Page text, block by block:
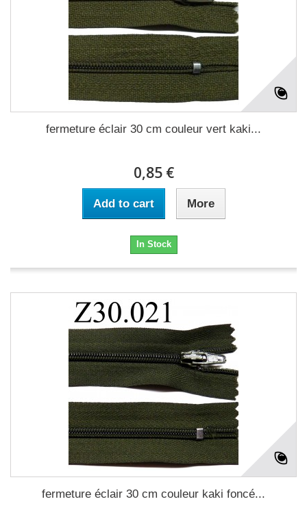
fermeture éclair 30 cm couleur vert kaki...
0,85 €
Add to cart More
In Stock
fermeture éclair 30 cm couleur kaki foncé...